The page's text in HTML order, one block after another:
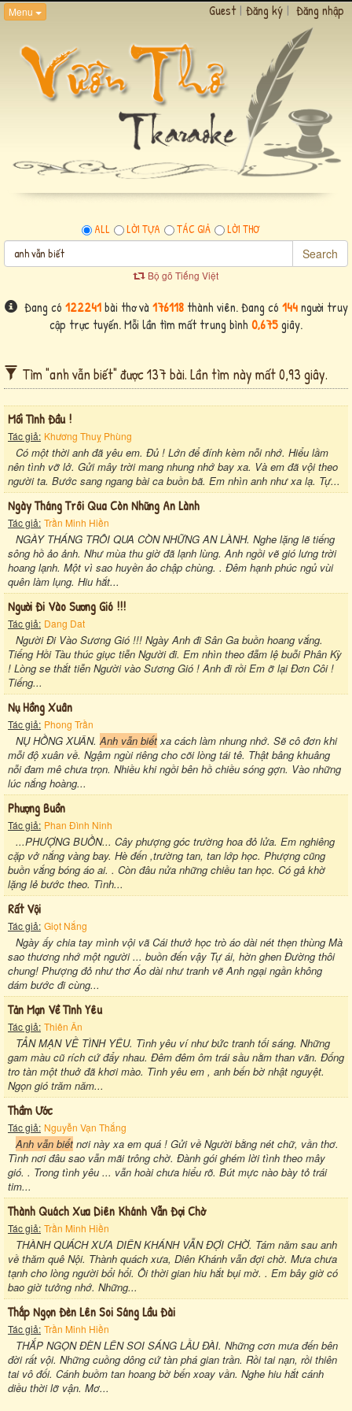
Menu Guest | Đăng ký | Đăng nhập
ALL LỜI TỰA TÁC GIẢ LỜI THƠ
Search
Bộ gõ Tiếng Việt
Đang có 122241bài thơ và 176118thành viên. Đang có 144người truy
cập trực tuyến. Mỗi lần tìm mất trung bình 0,675giây.
Tìm "anh vẫn biết" được 137 bài. Lần tìm này mất 0,93 giây.
Mối Tình Đầu !
Tác giả: Khương Thuỵ Phùng
Có một thời anh đã yêu em. Đủ ! Lớn để đính kèm nỗi nhớ. Hiểu lầm
nên tình vỡ lở. Gửi mây trời mang nhung nhớ bay xa. Và em đã vội theo
người ta. Bước sang ngang bài ca buồn bã. Em nhìn anh như xa lạ. Tự...
Ngày Tháng Trôi Qua Còn Những An Lành
Tác giả: Trần Minh Hiền
NGÀY THÁNG TRÔI QUA CÒN NHỮNG AN LÀNH. Nghe lặng lẽ tiếng
sông hồ ảo ảnh. Như mùa thu giờ đã lạnh lùng. Anh ngồi vẽ gió lưng trời
hoang lạnh. Một vì sao huyền ảo chập chùng. . Đêm hạnh phúc ngủ vùi
quên làm lụng. Hiu hắt...
Người Đi Vào Sương Gió !!!
Tác giả: Dang Dat
Người Đi Vào Sương Gió !!! Ngày Anh đi Sân Ga buồn hoang vắng.
Tiếng Hồi Tàu thúc giục tiễn Người đi. Em nhìn theo đẫm lệ buỗi Phân Kỳ
! Lòng se thắt tiễn Người vào Sương Gió ! Anh đi rồi Em ỡ lại Đơn Côi !
Tiếng...
Nụ Hồng Xuân
Tác giả: Phong Trần
NỤ HỒNG XUÂN. Anh vẫn biết xa cách làm nhung nhớ. Sẽ cô đơn khi
mỗi độ xuân về. Ngậm ngùi riêng cho cõi lòng tái tê. Thật bâng khuâng
nỗi đam mê chưa trọn. Nhiều khi ngồi bên hồ chiều sóng gợn. Vào những
lúc nắng hoàng...
Phượng Buồn
Tác giả: Phan Đình Ninh
...PHƯỢNG BUỒN... Cây phượng góc trường hoa đỏ lửa. Em nghiêng
cặp vở nắng vàng bay. Hè đến ,trường tan, tan lớp học. Phượng cũng
buồn vắng bóng áo ai. . Còn đâu nửa những chiều tan học. Có gả khờ
lặng lẻ bước theo. Tình...
Rất Vội
Tác giả: Giọt Nắng
Ngày ấy chia tay mình vội vã Cái thưở học trò áo dài nét thẹn thùng Mà
sao thương nhớ một người ... buồn đến vậy Tự ái, hờn ghen Đường thôi
chung! Phượng đỏ như thơ Áo dài như tranh vẽ Anh ngại ngần không
dám bước đi cùng...
Tản Mạn Về Tình Yêu
Tác giả: Thiên Ân
TẢN MẠN VỀ TÌNH YÊU. Tình yêu ví như bức tranh tối sáng. Những
gam màu cũ rích cứ đẩy nhau. Đêm đêm ôm trái sầu nằm than vãn. Đống
tro tàn một thuở đã khơi mào. Tình yêu em , anh bến bờ nhật nguyệt.
Ngọn gió trăm năm...
Thầm Ước
Tác giả: Nguyễn Vạn Thắng
Anh vẫn biết nơi này xa em quá ! Gửi về Người bằng nét chữ, vần thơ.
Tình nơi đâu sao vẫn mãi trông chờ. Đành gói ghém lời tình theo mây
gió. . Trong tình yêu ... vẫn hoài chưa hiểu rõ. Bút mực nào bày tỏ trái
tim...
Thành Quách Xưa Diên Khánh Vẫn Đợi Chờ
Tác giả: Trần Minh Hiền
THÀNH QUÁCH XƯA DIÊN KHÁNH VẪN ĐỢI CHỜ. Tám năm sau anh
về thăm quê Nội. Thành quách xưa, Diên Khánh vẫn đợi chờ. Mưa chưa
tạnh cho lòng người bổi hổi. Ôi thời gian hiu hắt bụi mờ. . Em bây giờ có
bao giờ tưởng nhớ. Những...
Thắp Ngọn Đèn Lên Soi Sáng Lầu Đài
Tác giả: Trần Minh Hiền
THẮP NGỌN ĐÈN LÊN SOI SÁNG LẦU ĐÀI. Những cơn mưa đến bên
đời rất vội. Những cuồng dông cứ tàn phá gian trần. Rồi tai nạn, rồi thiên
tai vô đối. Cánh buồm tan hoang bờ bến xoay vần. Nghe hiu hắt cánh
diều thời lỡ vận. Mơ...